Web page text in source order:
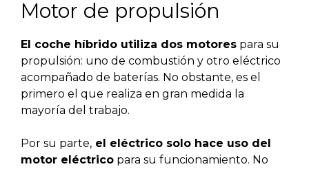
Motor de propulsión
El coche híbrido utiliza dos motores para su
propulsión: uno de combustión y otro eléctrico
acompañado de baterías. No obstante, es el
primero el que realiza en gran medida la
mayoría del trabajo.
Por su parte, el eléctrico solo hace uso del
motor eléctrico para su funcionamiento. No